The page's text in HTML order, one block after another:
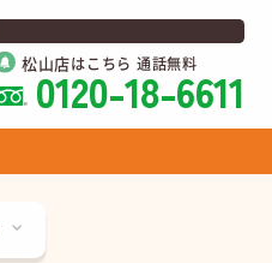
松山店はこちら 通話無料
0120-18-6611